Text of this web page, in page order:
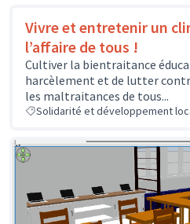
Vivre et entretenir un
l’affaire de tous !
Cultiver la bientraitance
harcèlement et de lutter
les maltraitances de tous...
Solidarité et développement